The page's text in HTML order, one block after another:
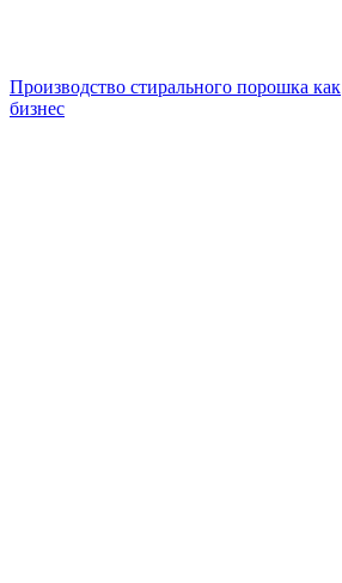
Производство стирального порошка как
бизнес